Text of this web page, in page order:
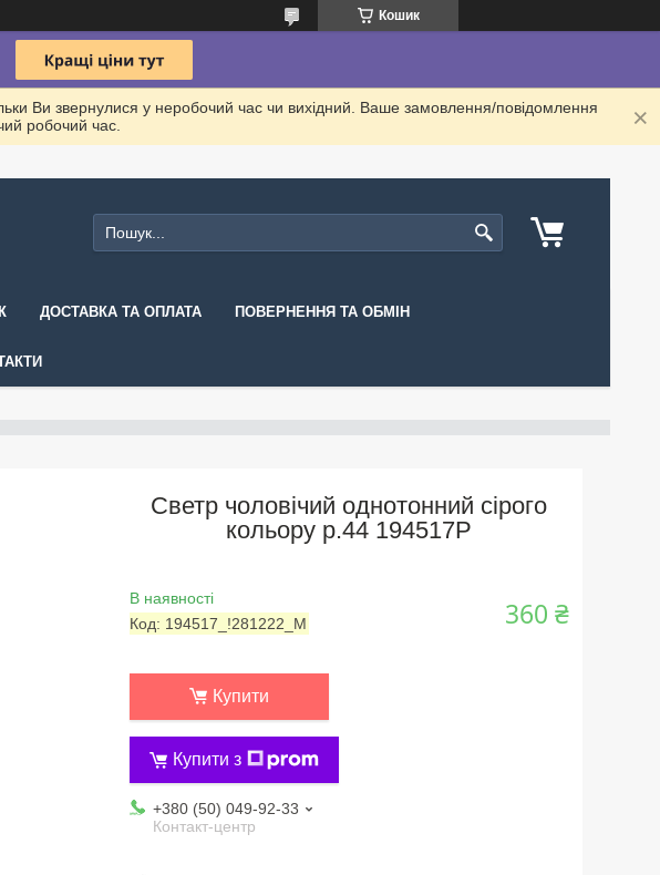
Кошик
Ви звернулися у неробочий час чи вихідний. Ваше замовлення/повідомлення
робочий час.
ДОСТАВКА ТА ОПЛАТА ПОВЕРНЕННЯ ТА ОБМІН
Светр чоловічий однотонний сірого
кольору р.44 194517P
В наявності
Код: 194517_!281222_M 360 ₴
Купити
Купити з
+380 (50) 049-92-33
Контакт-центр